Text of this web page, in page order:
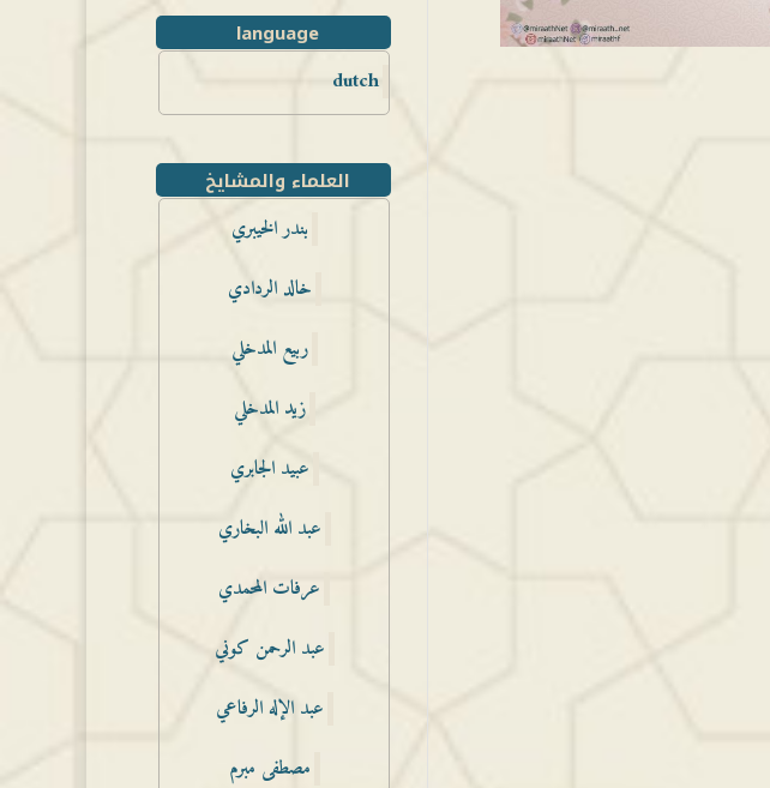
language
dutch
العلماء والمشايخ
بندر الخيبري
خالد الردادي
ربيع المدخلي
زيد المدخلي
عبيد الجابري
عبد الله البخاري
عرفات المحمدي
عبد الرحمن كوني
عبد الإله الرفاعي
مصطفى مبرم